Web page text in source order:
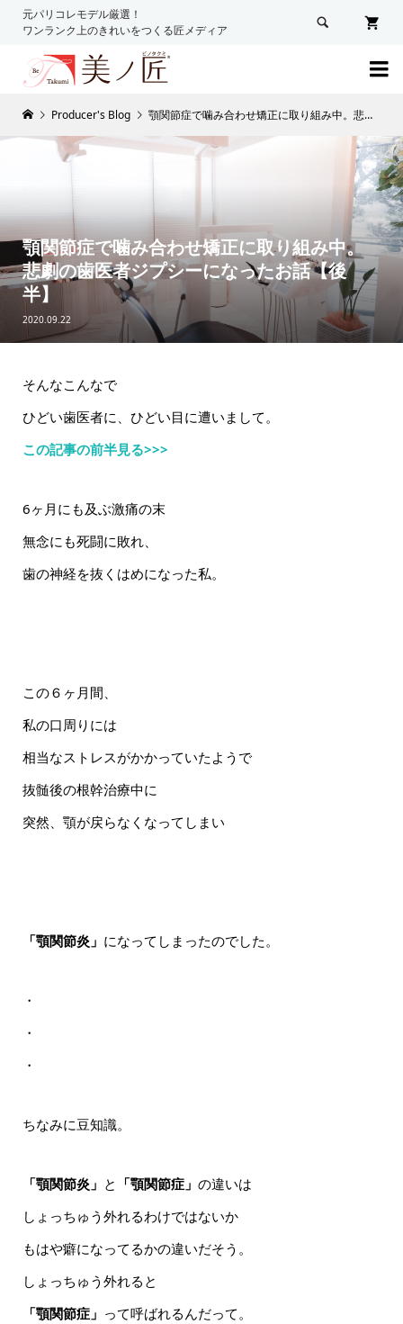
元パリコレモデル厳選！
ワンランク上のきれいをつくる匠メディア


Producer's Blog 顎関節症で噛み合わせ矯正に取り組み中。悲劇の歯医者ジプシーになったお話【後半】
顎関節症で噛み合わせ矯正に取り組み中。
悲劇の歯医者ジプシーになったお話【後
半】
2020.09.22
そんなこんなで
ひどい歯医者に、ひどい目に遭いまして。
この記事の前半見る>>>
6ヶ月にも及ぶ激痛の末
無念にも死闘に敗れ、
歯の神経を抜くはめになった私。
この６ヶ月間、
私の口周りには
相当なストレスがかかっていたようで
抜髄後の根幹治療中に
突然、顎が戻らなくなってしまい
「顎関節炎」 になってしまったのでした。
・
・
・
ちなみに豆知識。
「顎関節炎」 と 「顎関節症」 の違いは
しょっちゅう外れるわけではないか
もはや癖になってるかの違いだそう。
しょっちゅう外れると
「顎関節症」 って呼ばれるんだって。